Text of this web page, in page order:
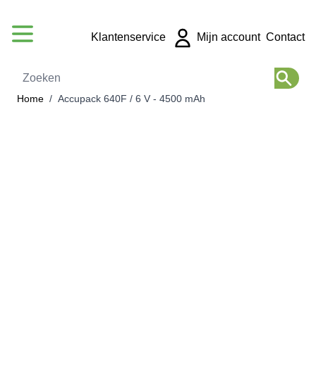
Zoeken
Klantenservice Mijn account Contact
Home / Accupack 640F / 6 V - 4500 mAh